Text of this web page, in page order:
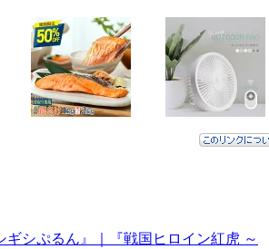
ギシぷるん』｜『戦国ヒロイン紅虎 ～